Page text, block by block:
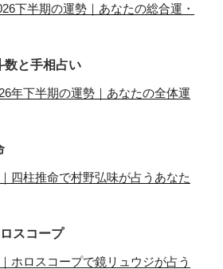
下半期の運勢｜あなたの総合運・
と手相占い
年下半期の運勢｜あなたの全体運
四柱推命で村野弘味が占うあなた
スコープ
ホロスコープで鏡リュウジが占う